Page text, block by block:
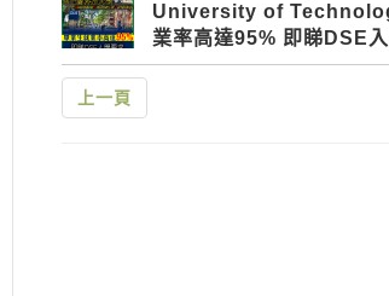
University of
業率高達95% 即睇DSE
上一頁